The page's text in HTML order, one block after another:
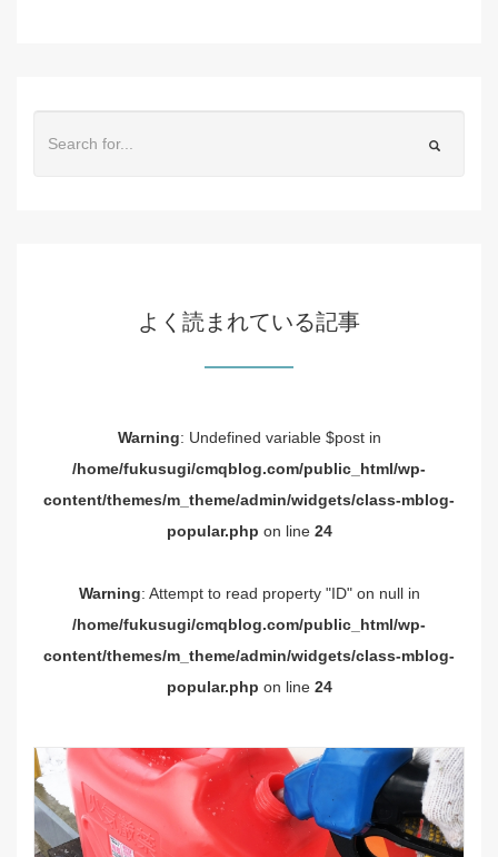
よく読まれている記事
Warning: Undefined variable $post in
/home/fukusugi/cmqblog.com/public_html/wp-
content/themes/m_theme/admin/widgets/class-mblog-
popular.php on line 24
Warning: Attempt to read property "ID" on null in
/home/fukusugi/cmqblog.com/public_html/wp-
content/themes/m_theme/admin/widgets/class-mblog-
popular.php on line 24